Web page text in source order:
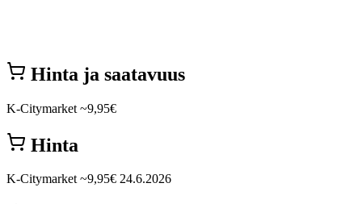
Hinta ja saatavuus
K-Citymarket ~9,95€
Hinta
K-Citymarket ~9,95€ 24.6.2026